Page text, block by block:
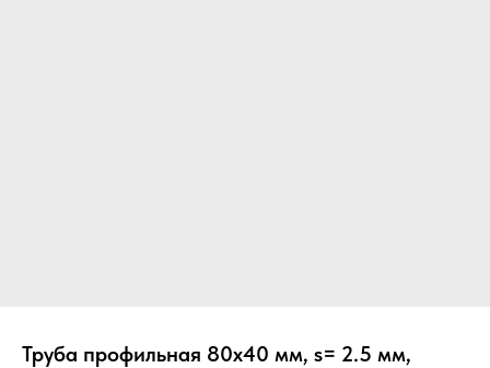
Труба профильная 80х40 мм, s= 2.5 мм,